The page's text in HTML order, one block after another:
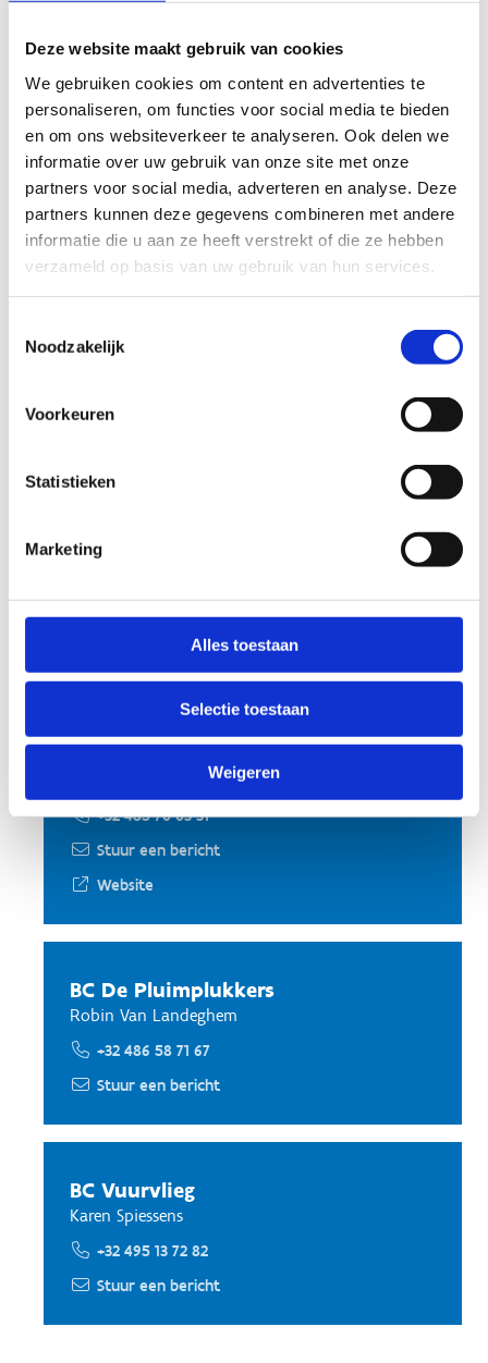
Deze website maakt gebruik van cookies
We gebruiken cookies om content en advertenties te
personaliseren, om functies voor social media te bieden
en om ons websiteverkeer te analyseren. Ook delen we
informatie over uw gebruik van onze site met onze
partners voor social media, adverteren en analyse. Deze
partners kunnen deze gegevens combineren met andere
informatie die u aan ze heeft verstrekt of die ze hebben
verzameld op basis van uw gebruik van hun services.
Noodzakelijk
Voorkeuren
Statistieken
Marketing
Alles toestaan
Selectie toestaan
Weigeren
Stuur een bericht
Red Lions
Danny Tackaert
+32 476 94 43 21
Stuur een bericht
Smash & Go
+32 475 84 51 78
Gentse Badmintonclub
T: +32 485 44 89 25
Stuur een bericht
+32 485 70 03 31
Stuur een bericht
Website
BC De Pluimplukkers
Robin Van Landeghem
+32 486 58 71 67
Stuur een bericht
BC Vuurvlieg
Karen Spiessens
+32 495 13 72 82
Stuur een bericht